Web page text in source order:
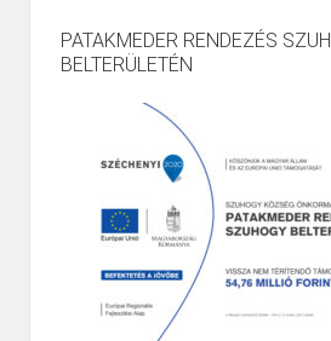
PATAKMEDER RENDEZÉS
BELTERÜLETÉN